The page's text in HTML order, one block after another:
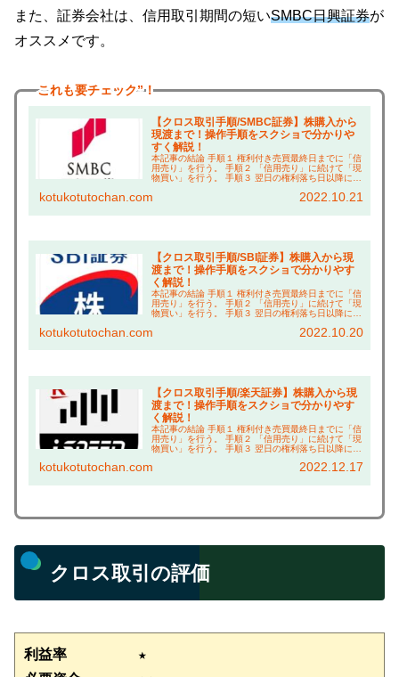
また、証券会社は、信用取引期間の短いSMBC日興証券が
オススメです。
これも要チェック”！
【クロス取引手順/SMBC証券】株購入から
現渡まで！操作手順をスクショで分かりや
すく解説！
本記事の結論 手順１ 権利付き売買最終日までに「信
用売り」を行う。 手順２ 「信用売り」に続けて「現
物買い」を行う。 手順３ 翌日の権利落ち日以降に現
う。 こんにちは、コツコツ父ちゃんです。本ブロ...
kotukotutochan.com 2022.10.21
【クロス取引手順/SBI証券】株購入から現
渡まで！操作手順をスクショで分かりやす
く解説！
本記事の結論 手順１ 権利付き売買最終日までに「信
用売り」を行う。 手順２ 「信用売り」に続けて「現
物買い」を行う。 手順３ 翌日の権利落ち日以降に現
う。 こんにちは、コツコツ父ちゃんです。本ブロ...
kotukotutochan.com 2022.10.20
【クロス取引手順/楽天証券】株購入から現
渡まで！操作手順をスクショで分かりやす
く解説！
本記事の結論 手順１ 権利付き売買最終日までに「信
用売り」を行う。 手順２ 「信用売り」に続けて「現
物買い」を行う。 手順３ 翌日の権利落ち日以降に現
う。 こんにちは、コツコツ父ちゃんです。本ブロ...
kotukotutochan.com 2022.12.17
クロス取引の評価
利益率　　　　　★